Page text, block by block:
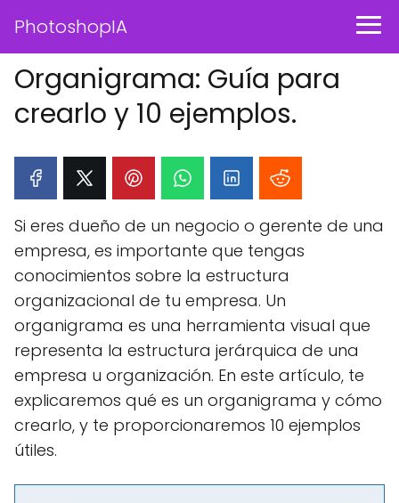
PhotoshopIA
Organigrama: Guía para
crearlo y 10 ejemplos.
Si eres dueño de un negocio o gerente de una
empresa, es importante que tengas
conocimientos sobre la estructura
organizacional de tu empresa. Un
organigrama es una herramienta visual que
representa la estructura jerárquica de una
empresa u organización. En este artículo, te
explicaremos qué es un organigrama y cómo
crearlo, y te proporcionaremos 10 ejemplos
útiles.